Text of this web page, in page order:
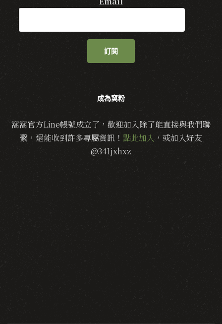
訂閱
成為窩粉
窩窩官方Line帳號成立了，歡迎加入除了能直接與我們聯
繫，還能收到許多專屬資訊！ 點此加入 ，或加入好友
@341jxhxz